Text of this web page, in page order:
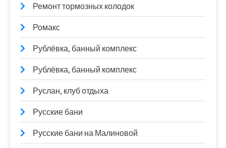
Ремонт тормозных колодок
Ромакс
Рублёвка, банный комплекс
Рублёвка, банный комплекс
Руслан, клуб отдыха
Русские бани
Русские бани на Малиновой